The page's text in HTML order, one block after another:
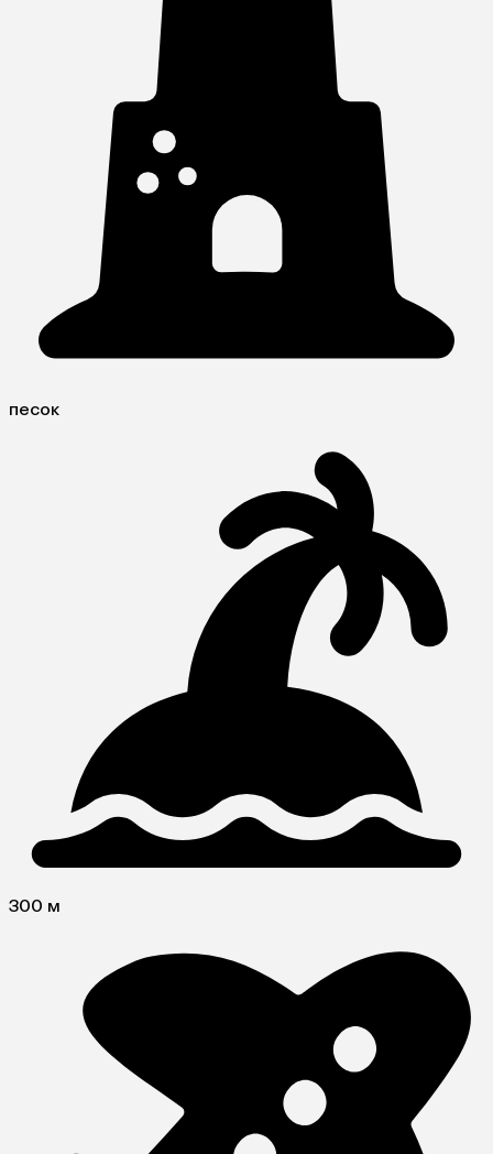
песок
300 м